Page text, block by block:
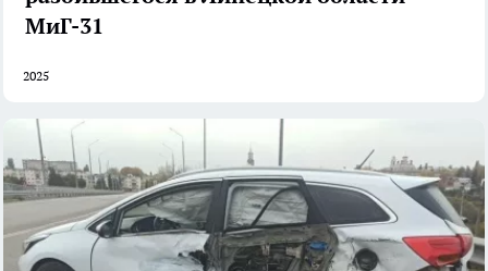
МиГ-31
2025